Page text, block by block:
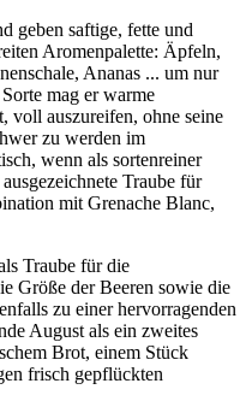
geben saftige, fette und
Aromenpalette: Äpfeln,
Ananas ... um nur
mag er warme
voll auszureifen, ohne seine
zu werden im
wenn als sortenreiner
Traube für
mit Grenache Blanc,
Traube für die
Größe der Beeren sowie die
zu einer hervorragenden
August als ein zweites
Brot, einem Stück
frisch gepflückten